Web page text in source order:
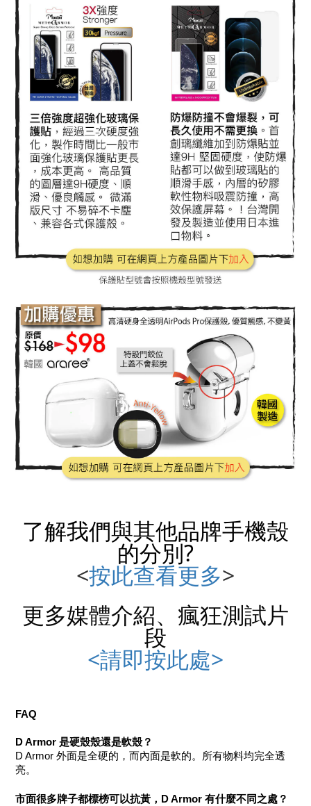
了解我們與其他品牌手機殼
的分別?
<按此查看更多>
更多媒體介紹、瘋狂測試片
段
<請即按此處>
FAQ
D Armor 是硬殼殼還是軟殼？
D Armor 外面是全硬的，而內面是軟的。所有物料均完全透
亮。
市面很多牌子都標榜可以抗黃，D Armor 有什麼不同之處？